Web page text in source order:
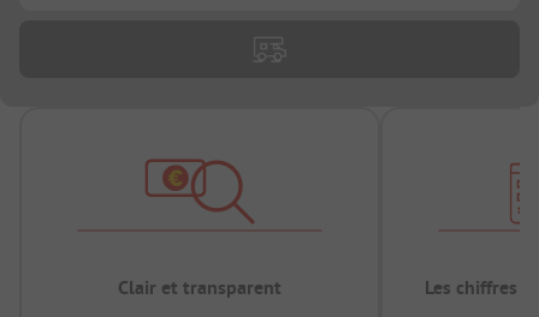
Clair et transparent Les chiffres